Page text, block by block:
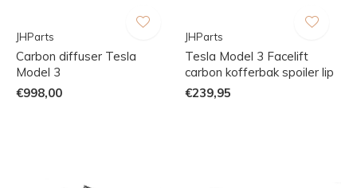
JHParts
Carbon diffuser Tesla
Model 3
€998,00
JHParts
Tesla Model 3 Facelift
carbon kofferbak spoiler lip
€239,95